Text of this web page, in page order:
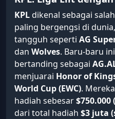
KPLdikenal sebagai
paling bergengsi di
tangguh seperti AG
dan Wolves. Baru-baru
bertanding sebagai
menjuarai Honor of
World Cup (EWC).
hadiah sebesar
dari total hadiah $3 juta